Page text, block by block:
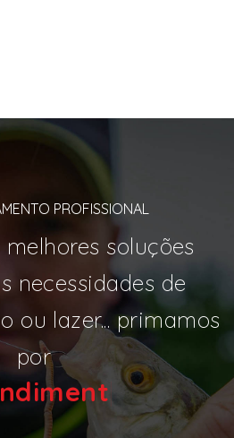
PROFISSIONAL
soluções
necessidades de
ou lazer... primamos
por
|